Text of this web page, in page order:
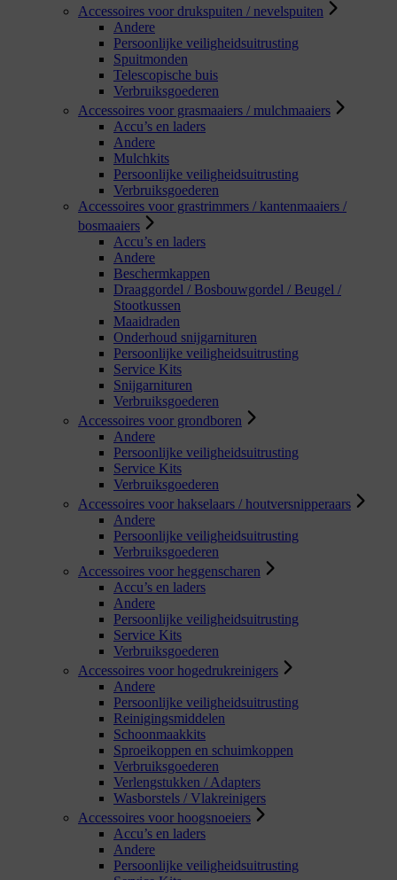
Accessoires voor drukspuiten / nevelspuiten
Andere
Persoonlijke veiligheidsuitrusting
Spuitmonden
Telescopische buis
Verbruiksgoederen
Accessoires voor grasmaaiers / mulchmaaiers
Accu’s en laders
Andere
Mulchkits
Persoonlijke veiligheidsuitrusting
Verbruiksgoederen
Accessoires voor grastrimmers / kantenmaaiers /
bosmaaiers
Accu’s en laders
Andere
Beschermkappen
Draaggordel / Bosbouwgordel / Beugel /
Stootkussen
Maaidraden
Onderhoud snijgarnituren
Persoonlijke veiligheidsuitrusting
Service Kits
Snijgarnituren
Verbruiksgoederen
Accessoires voor grondboren
Andere
Persoonlijke veiligheidsuitrusting
Service Kits
Verbruiksgoederen
Accessoires voor hakselaars / houtversnipperaars
Andere
Persoonlijke veiligheidsuitrusting
Verbruiksgoederen
Accessoires voor heggenscharen
Accu’s en laders
Andere
Persoonlijke veiligheidsuitrusting
Service Kits
Verbruiksgoederen
Accessoires voor hogedrukreinigers
Andere
Persoonlijke veiligheidsuitrusting
Reinigingsmiddelen
Schoonmaakkits
Sproeikoppen en schuimkoppen
Verbruiksgoederen
Verlengstukken / Adapters
Wasborstels / Vlakreinigers
Accessoires voor hoogsnoeiers
Accu’s en laders
Andere
Persoonlijke veiligheidsuitrusting